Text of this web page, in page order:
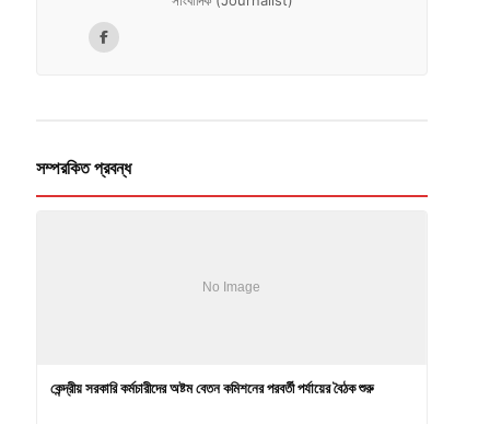
সম্পরকিত প্রবন্ধ
কেন্দ্রীয় সরকারি কর্মচারীদের অষ্টম বেতন কমিশনের পরবর্তী পর্যায়ের বৈঠক শুরু